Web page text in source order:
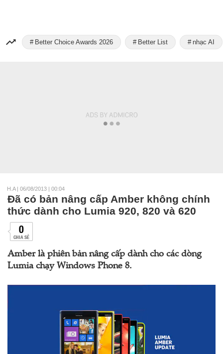
Better Choice Awards 2026 Better List nhạc AI
H.A | 06/08/2013 | 00:04
Đã có bản nâng cấp Amber không chính
thức dành cho Lumia 920, 820 và 620
0
CHIA SẺ
Amber là phiên bản nâng cấp dành cho các dòng
Lumia chạy Windows Phone 8.